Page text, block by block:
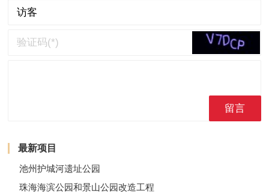
留言
最新项目
池州护城河遗址公园
珠海海滨公园和景山公园改造工程